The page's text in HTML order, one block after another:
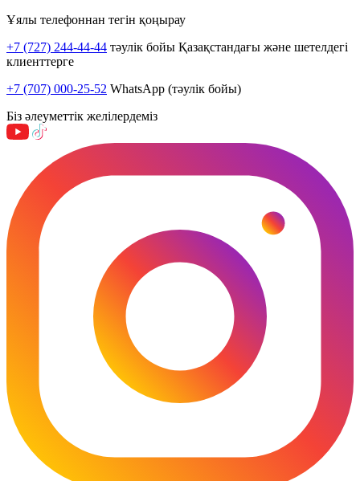
Ұялы телефоннан тегін қоңырау
+7 (727) 244-44-44 тәулік бойы Қазақстандағы және шетелдегі
клиенттерге
+7 (707) 000-25-52 WhatsApp (тәулік бойы)
Біз әлеуметтік желілердеміз